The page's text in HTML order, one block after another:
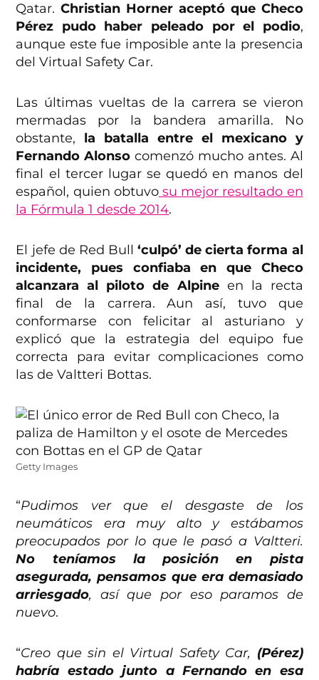
Qatar. Christian Horner aceptó que Checo
Pérez pudo haber peleado por el podio,
aunque este fue imposible ante la presencia
del Virtual Safety Car.
Las últimas vueltas de la carrera se vieron
mermadas por la bandera amarilla. No
obstante, la batalla entre el mexicano y
Fernando Alonso comenzó mucho antes. Al
final el tercer lugar se quedó en manos del
español, quien obtuvosu mejor resultado en
la Fórmula 1 desde 2014.
El jefe de Red Bull‘culpó’ de cierta forma al
incidente, pues confiaba en que Checo
alcanzara al piloto de Alpineen la recta
final de la carrera. Aun así, tuvo que
conformarse con felicitar al asturiano y
explicó que la estrategia del equipo fue
correcta para evitar complicaciones como
las de Valtteri Bottas.
Getty Images
“Pudimos ver que el desgaste de los
neumáticos era muy alto y estábamos
preocupados por lo que le pasó a Valtteri.
No teníamos la posición en pista
asegurada, pensamos que era demasiado
arriesgado, así que por eso paramos de
nuevo.
“Creo que sin el Virtual Safety Car, (Pérez)
habría estado junto a Fernando en esa